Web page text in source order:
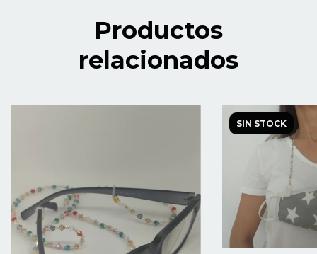
Productos
relacionados
SIN STOCK